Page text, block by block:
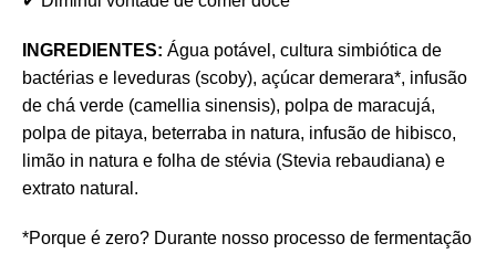
INGREDIENTES: Água potável, cultura simbiótica de
bactérias e leveduras (scoby), açúcar demerara*, infusão
de chá verde (camellia sinensis), polpa de maracujá,
polpa de pitaya, beterraba in natura, infusão de hibisco,
limão in natura e folha de stévia (Stevia rebaudiana) e
extrato natural.
*Porque é zero? Durante nosso processo de fermentação